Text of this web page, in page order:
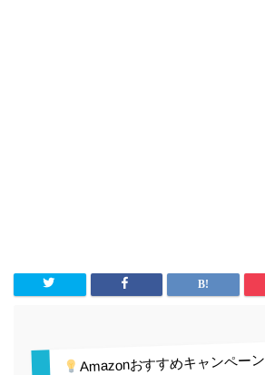
Amazonおすすめキャンペーン